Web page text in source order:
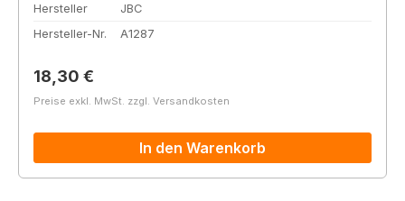
Hersteller
JBC
Hersteller-Nr.
A1287
Regulärer Preis:
18,30 €
Preise exkl. MwSt. zzgl. Versandkosten
In den Warenkorb